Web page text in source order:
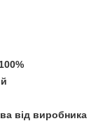
від виробника